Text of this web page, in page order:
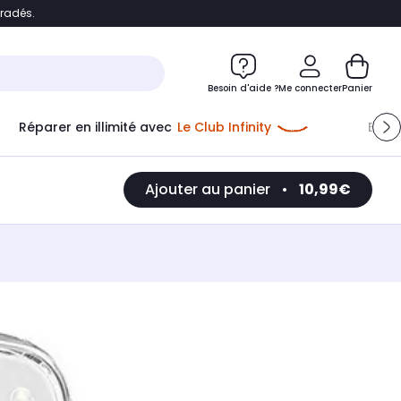
Accéder directement au chatbot
Besoin d'aide ?Me connecterPanier
Réparer en illimité avec Le Club Infinity
Ajouter au panier • 10,99€